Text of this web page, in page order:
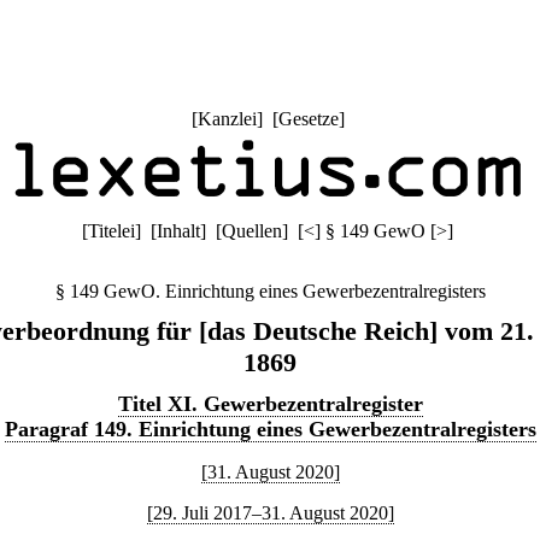
[Kanzlei] [Gesetze]
[Titelei] [Inhalt] [Quellen] [<] § 149 GewO [>]
§ 149 GewO. Einrichtung eines Gewerbezentralregisters
für [das Deutsche Reich] vom
1869
Titel XI. Gewerbezentralregister
Paragraf 149. Einrichtung eines Gewerbezentralregisters
[31. August 2020]
[29. Juli 2017–31. August 2020]